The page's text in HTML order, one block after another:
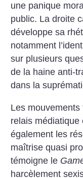
une panique
public. La droite
développe sa
notamment
sur plusieurs
de la haine anti-
dans la
Les
relais médiatique
également les
maîtrise quasi
témoigne le
harcèlement